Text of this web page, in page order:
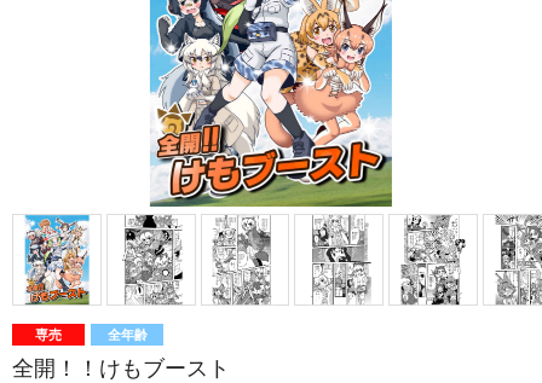
専売 全年齢
全開！！けもブースト